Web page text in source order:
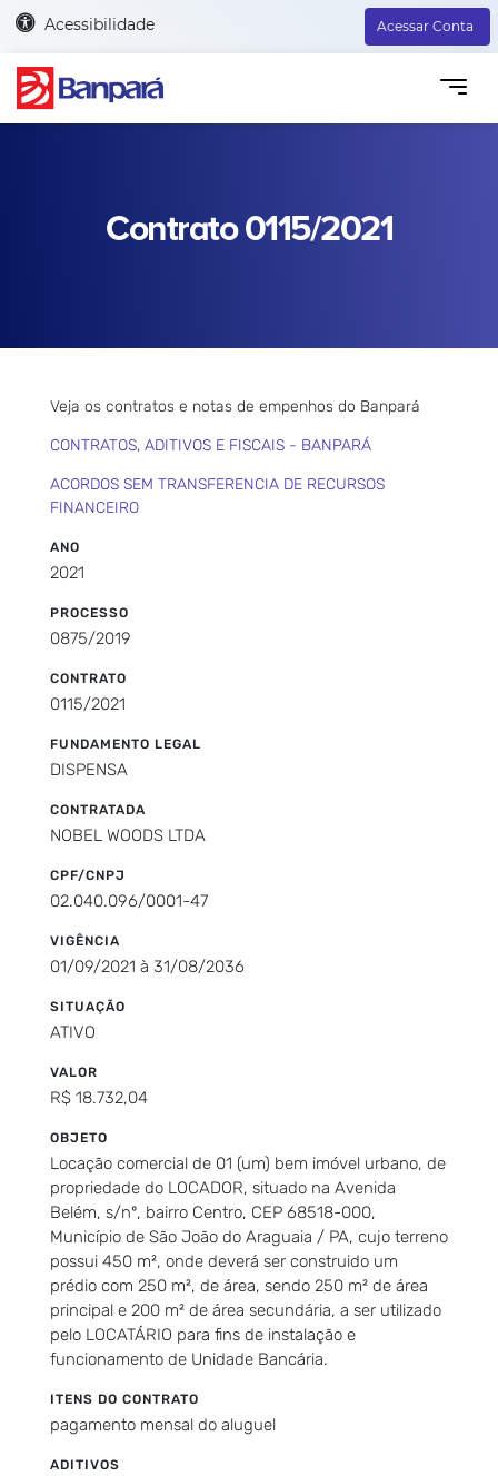
Acessibilidade Acessar Conta
Contrato 0115/2021
Veja os contratos e notas de empenhos do Banpará
CONTRATOS, ADITIVOS E FISCAIS - BANPARÁ
ACORDOS SEM TRANSFERENCIA DE RECURSOS
FINANCEIRO
ANO
2021
PROCESSO
0875/2019
CONTRATO
0115/2021
FUNDAMENTO LEGAL
DISPENSA
CONTRATADA
NOBEL WOODS LTDA
CPF/CNPJ
02.040.096/0001-47
VIGÊNCIA
01/09/2021 à 31/08/2036
SITUAÇÃO
ATIVO
VALOR
R$ 18.732,04
OBJETO
Locação comercial de 01 (um) bem imóvel urbano, de
propriedade do LOCADOR, situado na Avenida
Belém, s/nº, bairro Centro, CEP 68518-000,
Município de São João do Araguaia / PA, cujo terreno
possui 450 m², onde deverá ser construido um
prédio com 250 m², de área, sendo 250 m² de área
principal e 200 m² de área secundária, a ser utilizado
pelo LOCATÁRIO para fins de instalação e
funcionamento de Unidade Bancária.
ITENS DO CONTRATO
pagamento mensal do aluguel
ADITIVOS